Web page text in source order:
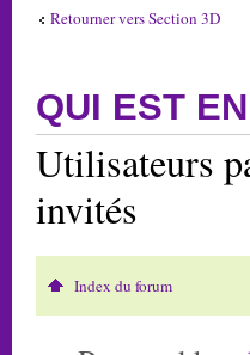
Retourner vers Section 3D
QUI EST
Utilisateurs
invités
Index du forum